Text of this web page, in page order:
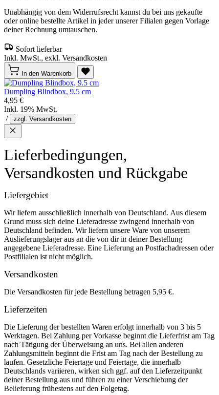
Unabhängig von dem Widerrufsrecht kannst du bei uns gekaufte
oder online bestellte Artikel in jeder unserer Filialen gegen Vorlage
deiner Rechnung umtauschen.
Sofort lieferbar
Inkl. MwSt., exkl. Versandkosten
In den Warenkorb
Dumpling Blindbox, 9.5 cm
4,95 €
Inkl. 19% MwSt.
/
zzgl. Versandkosten
Lieferbedingungen,
Versandkosten und Rückgabe
Liefergebiet
Wir liefern ausschließlich innerhalb von Deutschland. Aus diesem
Grund muss sich deine Lieferadresse zwingend innerhalb von
Deutschland befinden. Wir liefern unsere Ware von unserem
Auslieferungslager aus an die von dir in deiner Bestellung
angegebene Lieferadresse. Eine Lieferung an Postfachadressen oder
Postfilialen ist nicht möglich.
Versandkosten
Die Versandkosten für jede Bestellung betragen 5,95 €.
Lieferzeiten
Die Lieferung der bestellten Waren erfolgt innerhalb von 3 bis 5
Werktagen. Bei Zahlung per Vorkasse beginnt die Lieferfrist am Tag
nach Tätigung der Überweisung an uns. Bei allen anderen
Zahlungsmitteln beginnt die Frist am Tag nach der Bestellung zu
laufen. Gesetzliche Feiertage und Feiertage, die innerhalb
Deutschlands variieren, wirken sich ggf. auf den Lieferzeitpunkt
deiner Bestellung aus und führen zu einer Verschiebung der
Belieferung frühestens auf den Folgetag.